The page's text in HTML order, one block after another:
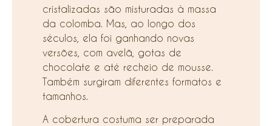
cristalizadas são misturadas à massa
da colomba. Mas, ao longo dos
séculos, ela foi ganhando novas
versões, com avelã, gotas de
chocolate e até recheio de mousse.
Também surgiram diferentes formatos e
tamanhos.
A cobertura costuma ser preparada